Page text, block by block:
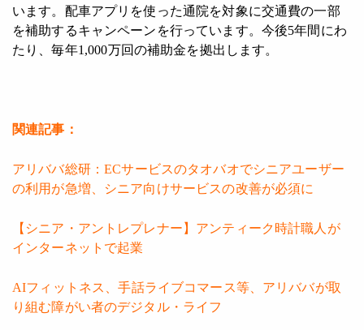
います。配車アプリを使った通院を対象に交通費の一部
を補助するキャンペーンを行っています。今後5年間にわ
たり、毎年1,000万回の補助金を拠出します。
関連記事：
アリババ総研：ECサービスのタオバオでシニアユーザー
の利用が急増、シニア向けサービスの改善が必須に
【シニア・アントレプレナー】アンティーク時計職人が
インターネットで起業
AIフィットネス、手話ライブコマース等、アリババが取
り組む障がい者のデジタル・ライフ